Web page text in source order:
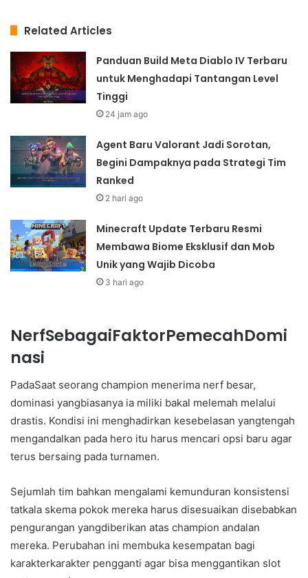
Related Articles
Panduan Build Meta Diablo IV Terbaru
untuk Menghadapi Tantangan Level
Tinggi
24 jam ago
Agent Baru Valorant Jadi Sorotan,
Begini Dampaknya pada Strategi Tim
Ranked
2 hari ago
Minecraft Update Terbaru Resmi
Membawa Biome Eksklusif dan Mob
Unik yang Wajib Dicoba
3 hari ago
NerfSebagaiFaktorPemecahDomi
nasi
PadaSaat seorang champion menerima nerf besar,
dominasi yangbiasanya ia miliki bakal melemah melalui
drastis. Kondisi ini menghadirkan kesebelasan yangtengah
mengandalkan pada hero itu harus mencari opsi baru agar
terus bersaing pada turnamen.
Sejumlah tim bahkan mengalami kemunduran konsistensi
tatkala skema pokok mereka harus disesuaikan disebabkan
pengurangan yangdiberikan atas champion andalan
mereka. Perubahan ini membuka kesempatan bagi
karakterkarakter pengganti agar bisa menggantikan slot